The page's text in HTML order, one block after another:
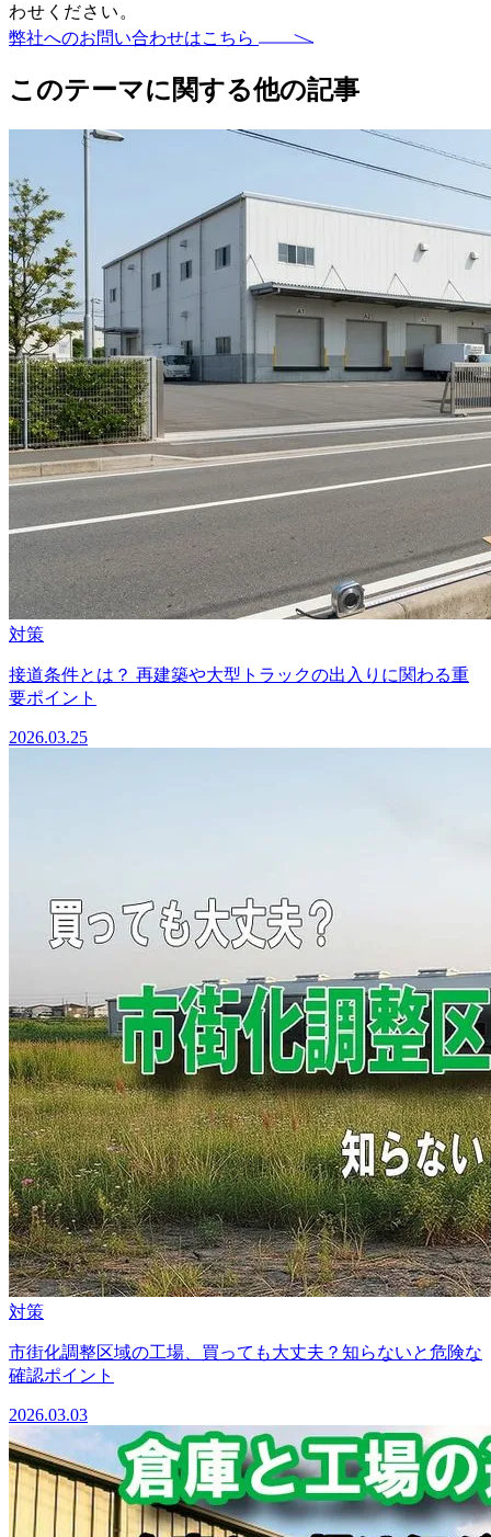
わせください。
弊社へのお問い合わせはこちら
このテーマに関する他の記事
対策
接道条件とは？ 再建築や大型トラックの出入りに関わる重
要ポイント
2026.03.25
対策
市街化調整区域の工場、買っても大丈夫？知らないと危険な
確認ポイント
2026.03.03